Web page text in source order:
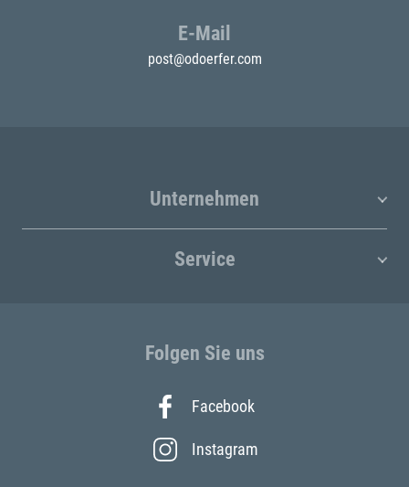
E-Mail
post@odoerfer.com
Unternehmen
Service
Folgen Sie uns
Facebook
Instagram